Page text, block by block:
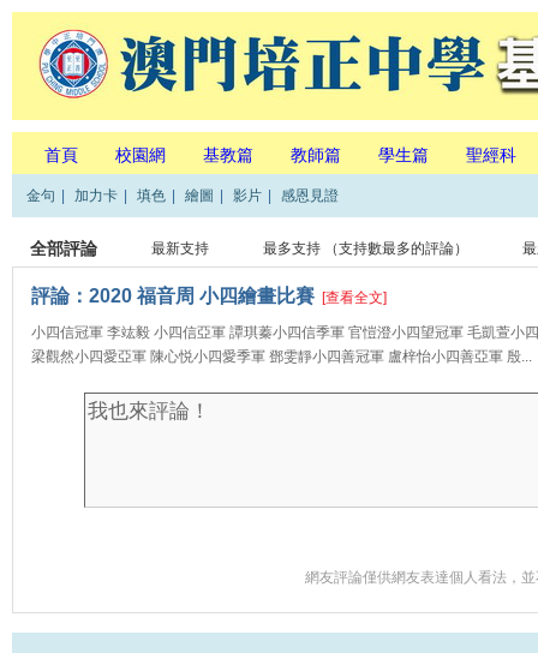
首頁 校園網 基教篇 教師篇 學生篇 聖經科
金句 加力卡 填色 繪圖 影片 感恩見證
全部評論 最新支持 最多支持 （支持數最多的評論）
評論：2020 福音周 小四繪畫比賽 [查看全文]
小四信冠軍 李竑毅 小四信亞軍 譚琪蓁小四信季軍 官愷澄小四望冠軍 毛凱萱小
梁觀然小四愛亞軍 陳心悦小四愛季軍 鄧雯靜小四善冠軍 盧梓怡小四善亞軍 殷...
網友評論僅供網友表達個人看法，